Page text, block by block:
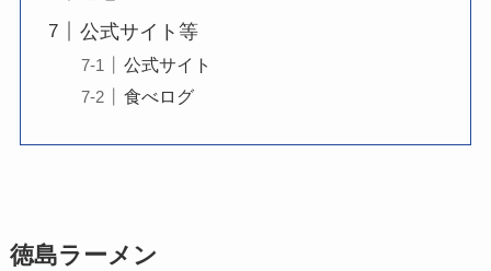
公式サイト等
公式サイト
食べログ
徳島ラーメン